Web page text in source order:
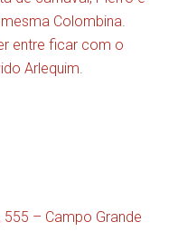
Colombina.
entre ficar com o
Arlequim.
555 – Campo Grande